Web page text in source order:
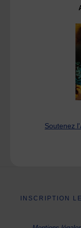
Soutenez
INSCRIPTION